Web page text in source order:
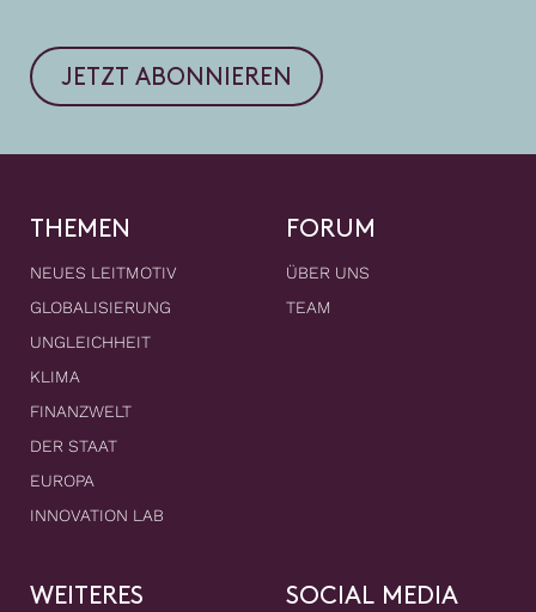
JETZT ABONNIEREN
THEMEN
NEUES LEITMOTIV
GLOBALISIERUNG
UNGLEICHHEIT
KLIMA
FINANZWELT
DER STAAT
EUROPA
INNOVATION LAB
FORUM
ÜBER UNS
TEAM
WEITERES SOCIAL MEDIA